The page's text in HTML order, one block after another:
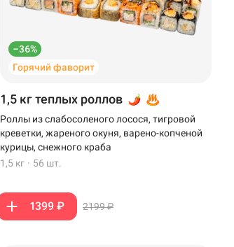
–36%
Горячий фаворит
1,5 кг теплых роллов
Роллы из слабосоленого лосося, тигровой
креветки, жареного окуня, варено-копченой
курицы, снежного краба
1,5 кг · 56 шт.
1399 ₽ 2199 ₽